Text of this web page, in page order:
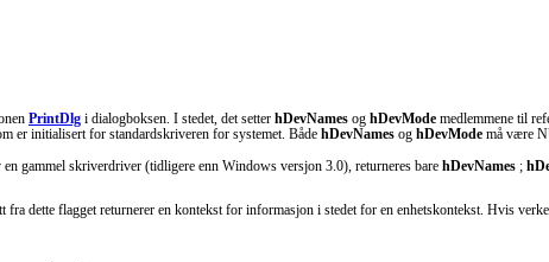
PrintDlg i dialogboksen. I stedet, det setter hDevNames og hDevMode medlemmene til
er initialisert for standardskriveren for systemet. Både hDevNames og hDevMode må være
gammel skriverdriver (tidligere enn Windows versjon 3.0), returneres bare hDevNames ;
dette flagget returnerer en kontekst for informasjon i stedet for en enhetskontekst. Hvis